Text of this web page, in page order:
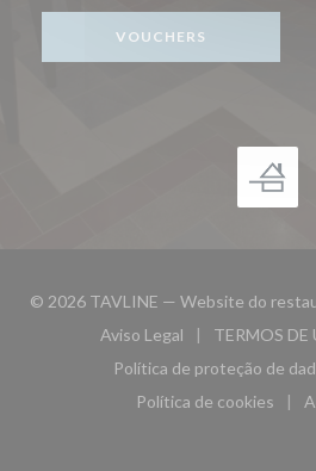
VOUCHERS
© 2026 TAVLINE — Website do
Aviso Legal
((abre numa nova
TERMOS
Política de proteção de
Política de cookies
((abre numa